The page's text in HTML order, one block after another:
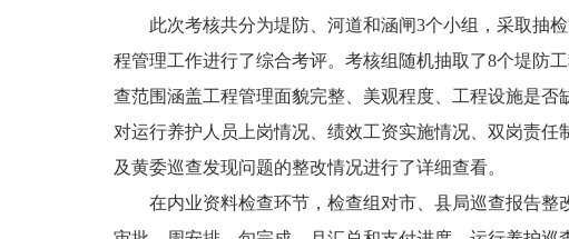
此次考核共分为堤防、河道和涵闸3个小组，采取抽
程管理工作进行了综合考评。考核组随机抽取了8个堤防
查范围涵盖工程管理面貌完整、美观程度、工程设施是
对运行养护人员上岗情况、绩效工资实施情况、双岗责任
及黄委巡查发现问题的整改情况进行了详细查看。
在内业资料检查环节，检查组对市、县局巡查报告